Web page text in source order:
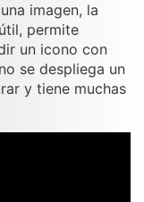
imagen, la
permite
un icono con
se despliega un
y tiene muchas